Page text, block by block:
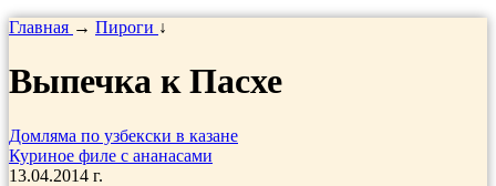
Главная → Пироги ↓
Выпечка к Пасхе
Домляма по узбекски в казане
Куриное филе с ананасами
13.04.2014 г.